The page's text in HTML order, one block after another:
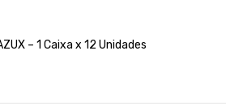
– 1 Caixa x 12 Unidades